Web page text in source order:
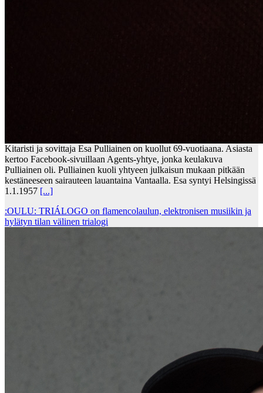
Kitaristi ja sovittaja Esa Pulliainen on kuollut 69-vuotiaana. Asiasta
kertoo Facebook-sivuillaan Agents-yhtye, jonka keulakuva
Pulliainen oli. Pulliainen kuoli yhtyeen julkaisun mukaan pitkään
kestäneeseen sairauteen lauantaina Vantaalla. Esa syntyi Helsingissä
1.1.1957 [...]
:OULU: TRIÁLOGO on flamencolaulun, elektronisen musiikin ja
hylätyn tilan välinen trialogi